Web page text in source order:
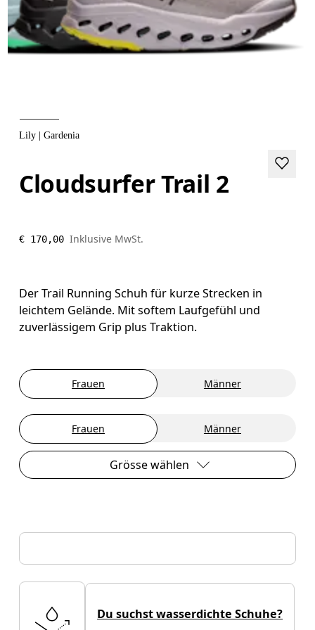
Lily | Gardenia
Cloudsurfer Trail 2
€ 170,00 Inklusive MwSt.
Der Trail Running Schuh für kurze Strecken in
leichtem Gelände. Mit softem Laufgefühl und
zuverlässigem Grip plus Traktion.
Frauen Männer
Frauen Männer
Grösse wählen
Du suchst wasserdichte Schuhe?